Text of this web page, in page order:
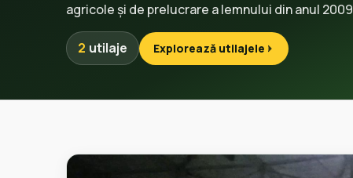
agricole și de prelucrare a lemnului din anul 2009
2 utilaje Explorează utilajele